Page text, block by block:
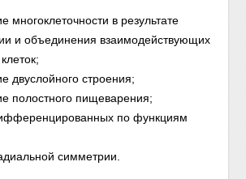
многоклеточности в результате
и объединения взаимодействующих
двуслойного строения;
полостного пищеварения;
по функциям
симметрии.